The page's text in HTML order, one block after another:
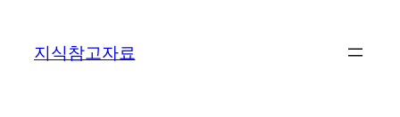
지식참고자료